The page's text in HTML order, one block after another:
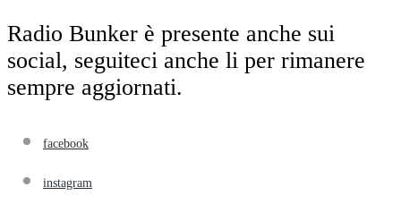
Radio Bunker è presente anche sui
social, seguiteci anche li per rimanere
sempre aggiornati.
facebook
instagram